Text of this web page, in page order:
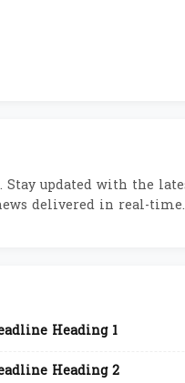
Stay updated with the
delivered in real-time.
Heading 1
Heading 2